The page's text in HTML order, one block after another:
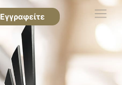
Εγγραφείτε